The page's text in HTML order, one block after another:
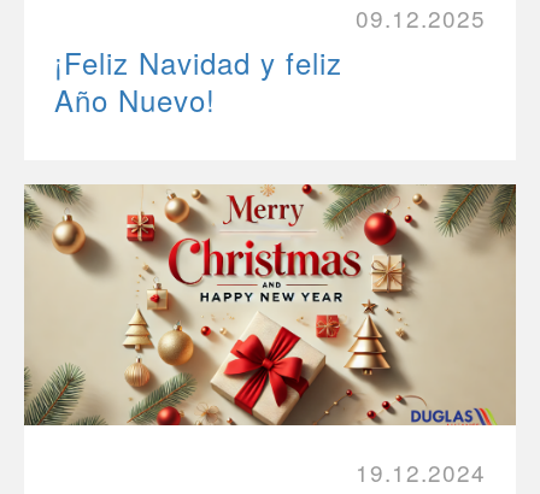
09.12.2025
¡Feliz Navidad y feliz
Año Nuevo!
19.12.2024